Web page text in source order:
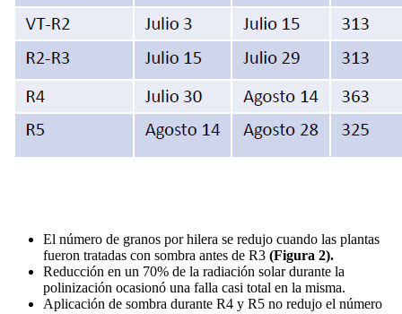
El número de granos por hilera se redujo cuando las plantas
fueron tratadas con sombra antes de R3 (Figura 2).
Reducción en un 70% de la radiación solar durante la
polinización ocasionó una falla casi total en la misma.
Aplicación de sombra durante R4 y R5 no redujo el número